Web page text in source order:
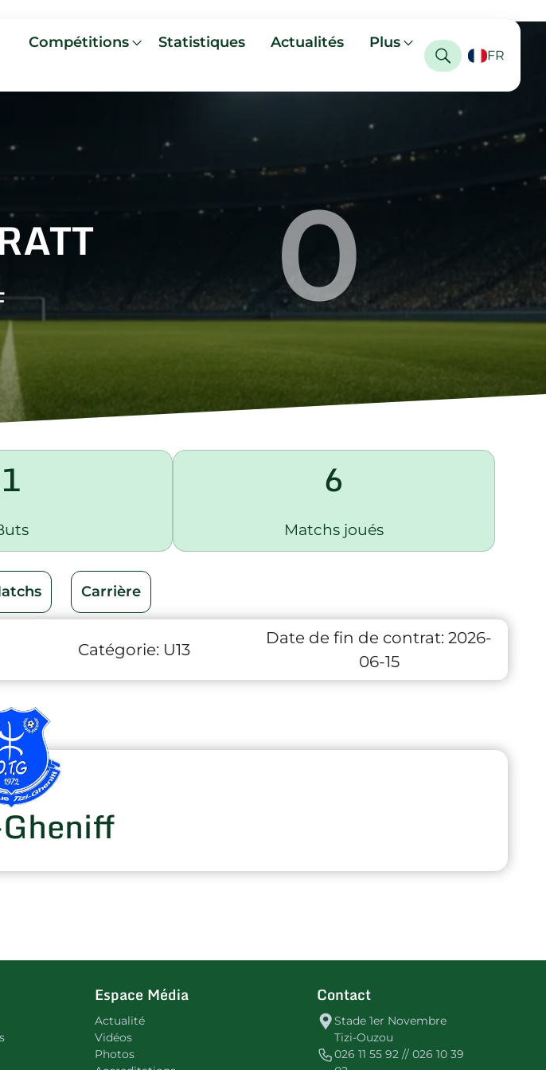
Compétitions Statistiques Actualités Plus
FR
0
1 6
Matchs joués
Carrière
Catégorie: U13
Date de fin de contrat: 2026-
06-15
Espace Média
Actualité
Vidéos
Photos
Contact
Stade 1er Novembre
Tizi-Ouzou
026 11 55 92 // 026 10 39